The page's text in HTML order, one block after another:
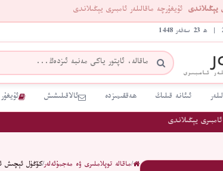
يېڭىلاندى ئۇيغۇرچە ماقالىلەر ئامبىرى يېڭىلاندى
ئىئانە قىلىڭ ھەققىمىزدە ئالاقىلىشىش
يېڭىلاندى
/ماقالە توپلاملىرى ۋە مەجمۇئەلەر/كۆڭۈل ئېچىش